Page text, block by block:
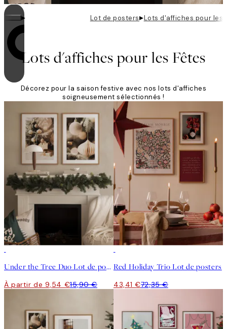
▸ Lot de posters▸Lots d'affiches pour les
Lots d'affiches pour les Fêtes
Décorez pour la saison festive avec nos lots d'affiches
soigneusement sélectionnés !
Under the Tree Duo Lot de posters
À partir de 9,54 €15,90 €
Red Holiday Trio Lot de posters
43,41 €72,35 €